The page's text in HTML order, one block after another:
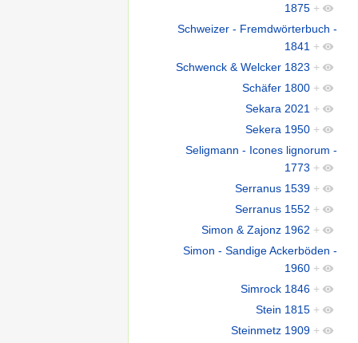
1875 +
Schweizer - Fremdwörterbuch -
1841 +
Schwenck & Welcker 1823 +
Schäfer 1800 +
Sekara 2021 +
Sekera 1950 +
Seligmann - Icones lignorum -
1773 +
Serranus 1539 +
Serranus 1552 +
Simon & Zajonz 1962 +
Simon - Sandige Ackerböden -
1960 +
Simrock 1846 +
Stein 1815 +
Steinmetz 1909 +